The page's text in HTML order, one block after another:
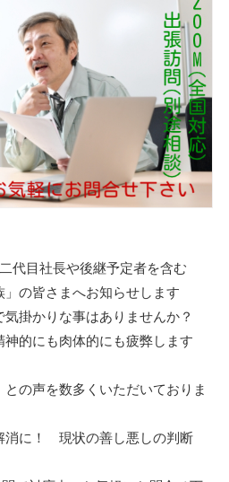
代目社長や後継予定者を含む
」の皆さまへお知らせします
掛かりな事はありませんか？
的にも肉体的にも疲弊します
との声を数多くいただいておりま
に！ 現状の善し悪しの判断